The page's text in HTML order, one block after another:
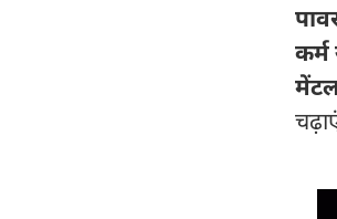
कर्म